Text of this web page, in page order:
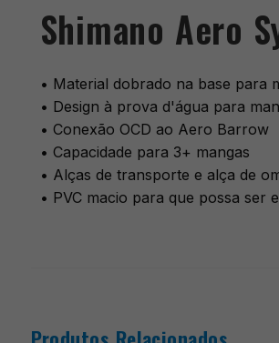
Shimano Aero
• Material dobrado na base para
• Design à prova d'água para
• Conexão OCD ao Aero Barrow
• Capacidade para 3+ mangas
• Alças de transporte e alça de
• PVC macio para que possa ser